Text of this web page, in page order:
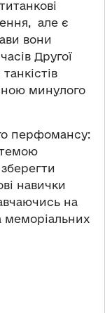
але є
вони
Другої
минулого
перфомансу:
темою
навички
на
меморіальних